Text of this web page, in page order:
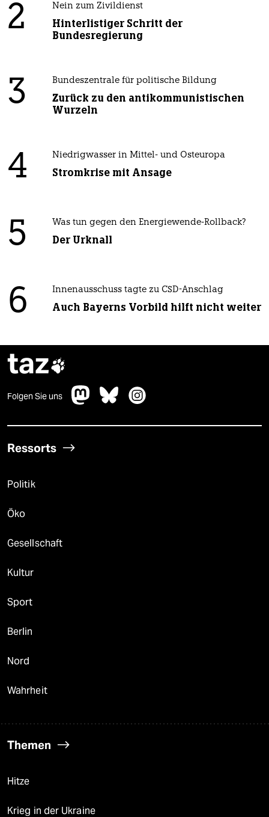
2 Nein zum Zivildienst
Hinterlistiger Schritt der
Bundesregierung
3 Bundeszentrale für politische Bildung
Zurück zu den antikommunistischen
Wurzeln
4 Niedrigwasser in Mittel- und Osteuropa
Stromkrise mit Ansage
5 Was tun gegen den Energiewende-Rollback?
Der Urknall
6 Innenausschuss tagte zu CSD-Anschlag
Auch Bayerns Vorbild hilft nicht weiter
taz
Folgen Sie uns
Ressorts
Politik
Öko
Gesellschaft
Kultur
Sport
Berlin
Nord
Wahrheit
Themen
Hitze
Krieg in der Ukraine